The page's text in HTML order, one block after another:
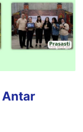
Antar